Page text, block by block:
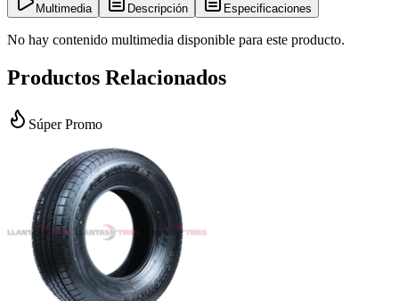
Multimedia Descripción Especificaciones
No hay contenido multimedia disponible para este producto.
Productos Relacionados
Súper Promo